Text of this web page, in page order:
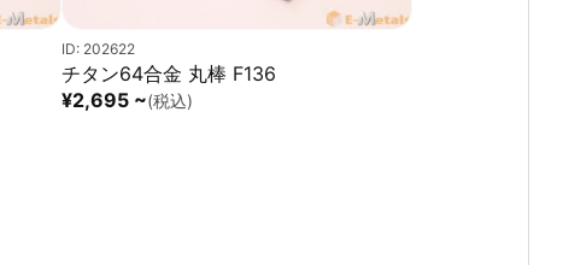
-. 特殊合金（耐熱材料、燃料電池部品）
-. 超高真空装置用材料
＜医療分野＞
ID: 202622
チタン64合金 丸棒 F136
¥2,695 ~(税込)